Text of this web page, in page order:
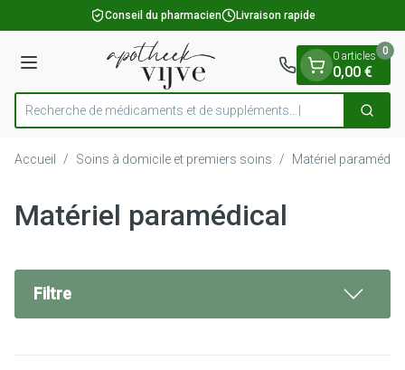
Aller au contenu
1 de 1Conseil du pharmacien Livraison rapide
Menu
Rechercher
Recherche de médicaments et de sup
0 articles
0,00 €
0
Accueil / Soins à domicile et premiers soins / Matériel
Matériel paramédical
Filtre